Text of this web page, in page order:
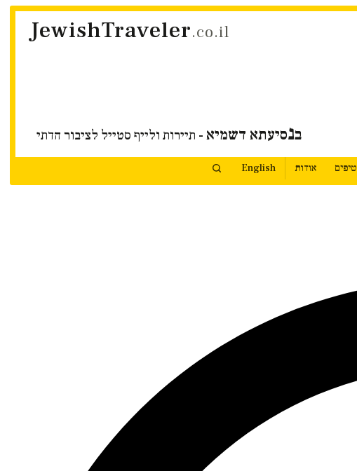
JewishTraveler.co.il
בנסיעתא דשמיא - תיירות ולייף סטייל לציבור הדתי
טיפים אודות English